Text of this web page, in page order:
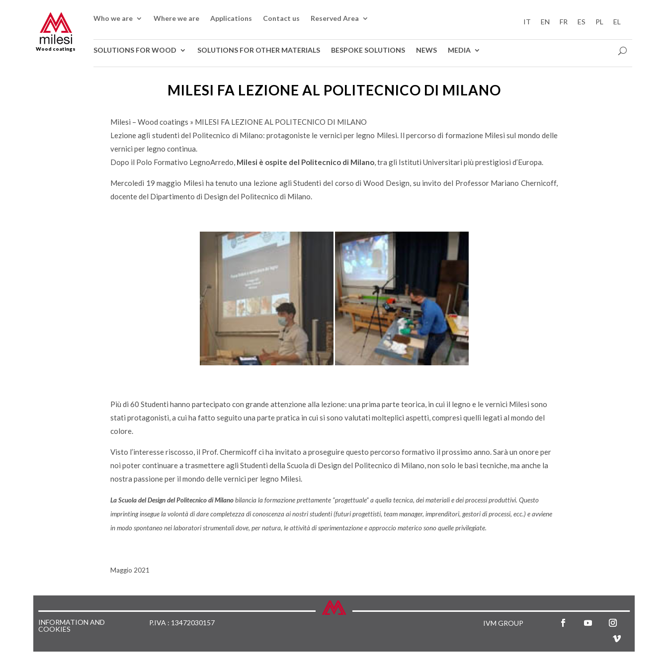
Wood coatings
Who we are Where we are Applications Contact us Reserved Area IT EN FR ES PL EL
SOLUTIONS FOR WOOD SOLUTIONS FOR OTHER MATERIALS BESPOKE SOLUTIONS NEWS MEDIA
MILESI FA LEZIONE AL POLITECNICO DI MILANO
Milesi – Wood coatings » MILESI FA LEZIONE AL POLITECNICO DI MILANO
Lezione agli studenti del Politecnico di Milano: protagoniste le vernici per legno Milesi. Il percorso di formazione Milesi sul mondo delle
vernici per legno continua.
Dopo il Polo Formativo LegnoArredo, Milesi è ospite del Politecnico di Milano, tra gli Istituti Universitari più prestigiosi d’Europa.
Mercoledì 19 maggio Milesi ha tenuto una lezione agli Studenti del corso di Wood Design, su invito del Professor Mariano Chernicoff,
docente del Dipartimento di Design del Politecnico di Milano.
Più di 60 Studenti hanno partecipato con grande attenzione alla lezione: una prima parte teorica, in cui il legno e le vernici Milesi sono
stati protagonisti, a cui ha fatto seguito una parte pratica in cui si sono valutati molteplici aspetti, compresi quelli legati al mondo del
colore.
Visto l’interesse riscosso, il Prof. Chermicoff ci ha invitato a proseguire questo percorso formativo il prossimo anno. Sarà un onore per
noi poter continuare a trasmettere agli Studenti della Scuola di Design del Politecnico di Milano, non solo le basi tecniche, ma anche la
nostra passione per il mondo delle vernici per legno Milesi.
La Scuola del Design del Politecnico di Milanobilancia la formazione prettamente “progettuale” a quella tecnica, dei materiali e dei processi produttivi. Questo
imprinting insegue la volontà di dare completezza di conoscenza ai nostri studenti (futuri progettisti, team manager, imprenditori, gestori di processi, ecc.) e avviene
in modo spontaneo nei laboratori strumentali dove, per natura, le attività di sperimentazione e approccio materico sono quelle privilegiate.
Maggio 2021
INFORMATION AND
COOKIES
P.IVA : 13472030157 IVM GROUP